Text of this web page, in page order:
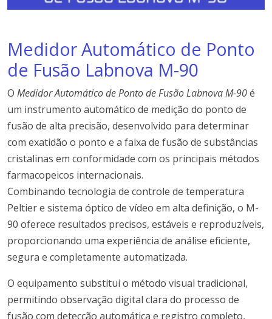
Medidor Automático de Ponto
de Fusão Labnova M-90
O Medidor Automático de Ponto de Fusão Labnova M-90é
um instrumento automático de medição do ponto de
fusão de alta precisão, desenvolvido para determinar
com exatidão o ponto e a faixa de fusão de substâncias
cristalinas em conformidade com os principais métodos
farmacopeicos internacionais.
Combinando tecnologia de controle de temperatura
Peltier e sistema óptico de vídeo em alta definição, o M-
90 oferece resultados precisos, estáveis e reproduzíveis,
proporcionando uma experiência de análise eficiente,
segura e completamente automatizada.
O equipamento substitui o método visual tradicional,
permitindo observação digital clara do processo de
fusão com detecção automática e registro completo,